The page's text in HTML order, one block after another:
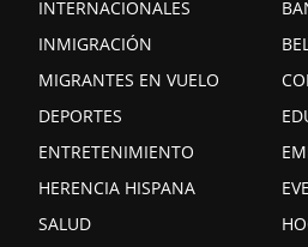
INTERNACIONALES
INMIGRACIÓN
MIGRANTES EN VUELO
DEPORTES
ENTRETENIMIENTO
HERENCIA HISPANA
SALUD